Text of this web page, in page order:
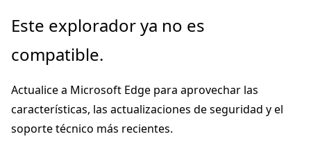
Ir
contenido
Este explorador ya no es
compatible.
Actualice a Microsoft Edge para aprovechar las
características, las actualizaciones de seguridad y el
soporte técnico más recientes.